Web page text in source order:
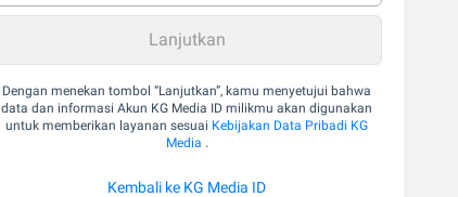
Dengan menekan tombol “Lanjutkan”, kamu menyetujui bahwa
data dan informasi Akun KG Media ID milikmu akan digunakan
untuk memberikan layanan sesuai Kebijakan Data Pribadi KG
Media .
Kembali ke KG Media ID